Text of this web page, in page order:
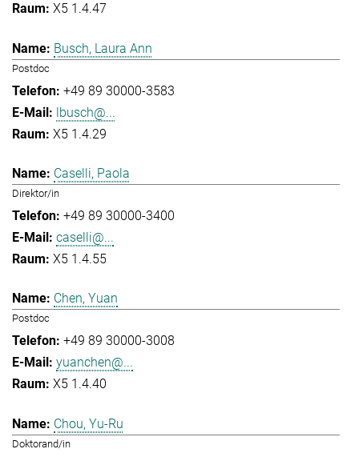
X5 1.4.47
Busch, Laura Ann
Postdoc
+49 89 30000-3583
lbusch@...
X5 1.4.29
Caselli, Paola
Direktor/in
+49 89 30000-3400
caselli@...
X5 1.4.55
Chen, Yuan
Postdoc
+49 89 30000-3008
yuanchen@...
X5 1.4.40
Chou, Yu-Ru
Doktorand/in